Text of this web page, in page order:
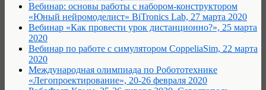
Вебинар: основы работы с набором-конструктором
«Юный нейромоделист» BiTronics Lab, 27 марта 2020
Вебинар «Как провести урок дистанционно?», 25 марта
2020
Вебинар по работе с симулятором CoppeliaSim, 22 марта
2020
Международная олимпиада по Робототехнике
«Легопроектирование», 20-26 февраля 2020